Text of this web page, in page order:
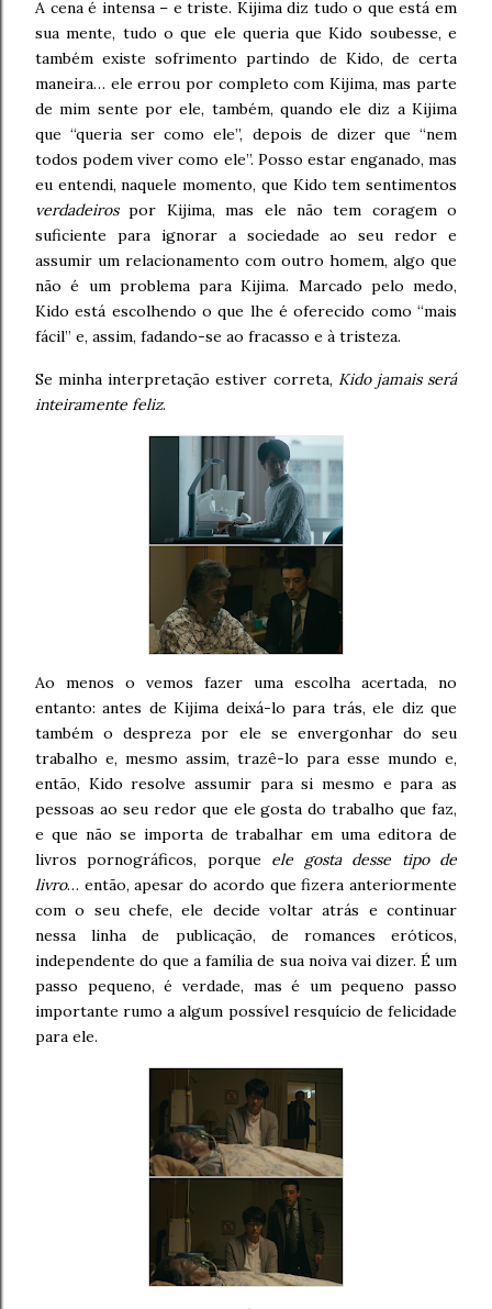
A cena é intensa – e triste. Kijima diz tudo o que está em
sua mente, tudo o que ele queria que Kido soubesse, e
também existe sofrimento partindo de Kido, de certa
maneira… ele errou por completo com Kijima, mas parte
de mim sente por ele, também, quando ele diz a Kijima
que “queria ser como ele”, depois de dizer que “nem
todos podem viver como ele”. Posso estar enganado, mas
eu entendi, naquele momento, que Kido tem sentimentos
verdadeirospor Kijima, mas ele não tem coragem o
suficiente para ignorar a sociedade ao seu redor e
assumir um relacionamento com outro homem, algo que
não é um problema para Kijima. Marcado pelo medo,
Kido está escolhendo o que lhe é oferecido como “mais
fácil” e, assim, fadando-se ao fracasso e à tristeza.
Se minha interpretação estiver correta, Kido jamais será
inteiramente feliz.
Ao menos o vemos fazer uma escolha acertada, no
entanto: antes de Kijima deixá-lo para trás, ele diz que
também o despreza por ele se envergonhar do seu
trabalho e, mesmo assim, trazê-lo para esse mundo e,
então, Kido resolve assumir para si mesmo e para as
pessoas ao seu redor que ele gosta do trabalho que faz,
e que não se importa de trabalhar em uma editora de
livros pornográficos, porque ele gosta desse tipo de
livro… então, apesar do acordo que fizera anteriormente
com o seu chefe, ele decide voltar atrás e continuar
nessa linha de publicação, de romances eróticos,
independente do que a família de sua noiva vai dizer. É um
passo pequeno, é verdade, mas é um pequeno passo
importante rumo a algum possível resquício de felicidade
para ele.